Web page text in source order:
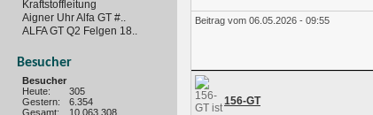
Kraftstoffleitung
Aigner Uhr Alfa GT #..
ALFA GT Q2 Felgen 18..
Besucher
Besucher
Heute:
305
Gestern:
6.354
Gesamt:
10.063.308
Beitrag vom 06.05.2026 - 09:55
156-GT